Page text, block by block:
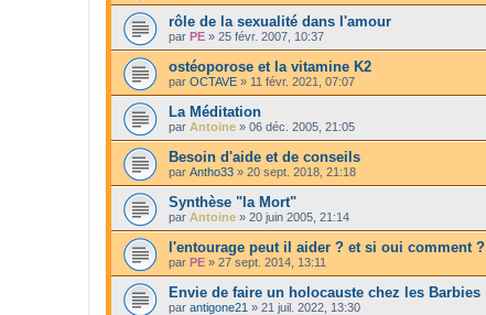
rôle de la sexualité dans l'amour
par PE » 25 févr. 2007, 10:37
ostéoporose et la vitamine K2
par OCTAVE » 11 févr. 2021, 07:07
La Méditation
par Antoine » 06 déc. 2005, 21:05
Besoin d'aide et de conseils
par Antho33 » 20 sept. 2018, 21:18
Synthèse "la Mort"
par Antoine » 20 juin 2005, 21:14
l'entourage peut il aider ? et si oui comment ?
par PE » 27 sept. 2014, 13:11
Envie de faire un holocauste chez les Barbies
par antigone21 » 21 juil. 2022, 13:30